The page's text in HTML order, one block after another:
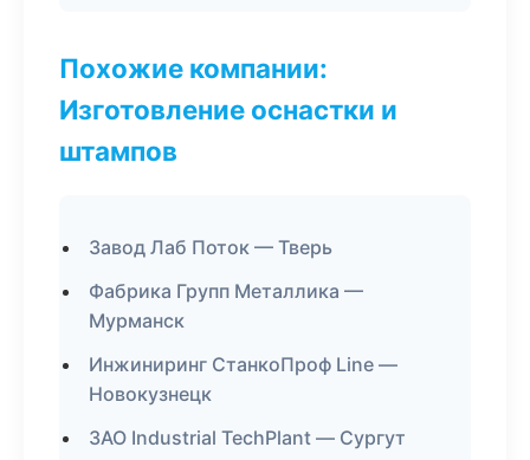
Похожие компании:
Изготовление оснастки и
штампов
Завод Лаб Поток — Тверь
Фабрика Групп Металлика —
Мурманск
Инжиниринг СтанкоПроф Line —
Новокузнецк
ЗАО Industrial TechPlant — Сургут